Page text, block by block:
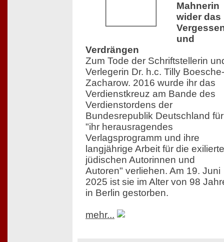
Mahnerin
wider das
und
Verdrängen
Zum Tode der Schriftstellerin
Verlegerin Dr. h.c. Tilly Boesche-
Zacharow. 2016 wurde ihr das
Verdienstkreuz am Bande des
Verdienstordens der
Bundesrepublik Deutschland für
"ihr herausragendes
Verlagsprogramm und ihre
langjährige Arbeit für die
jüdischen Autorinnen und
Autoren" verliehen. Am 19. Juni
2025 ist sie im Alter von 98
in Berlin gestorben.
mehr...